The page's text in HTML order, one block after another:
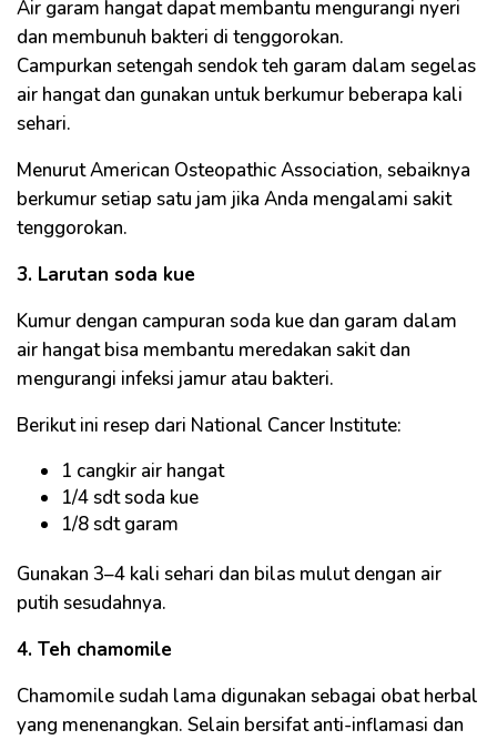
Air garam hangat dapat membantu mengurangi nyeri
dan membunuh bakteri di tenggorokan.
Campurkan setengah sendok teh garam dalam segelas
air hangat dan gunakan untuk berkumur beberapa kali
sehari.
Menurut American Osteopathic Association, sebaiknya
berkumur setiap satu jam jika Anda mengalami sakit
tenggorokan.
3. Larutan soda kue
Kumur dengan campuran soda kue dan garam dalam
air hangat bisa membantu meredakan sakit dan
mengurangi infeksi jamur atau bakteri.
Berikut ini resep dari National Cancer Institute:
1 cangkir air hangat
1/4 sdt soda kue
1/8 sdt garam
Gunakan 3–4 kali sehari dan bilas mulut dengan air
putih sesudahnya.
4. Teh chamomile
Chamomile sudah lama digunakan sebagai obat herbal
yang menenangkan. Selain bersifat anti-inflamasi dan